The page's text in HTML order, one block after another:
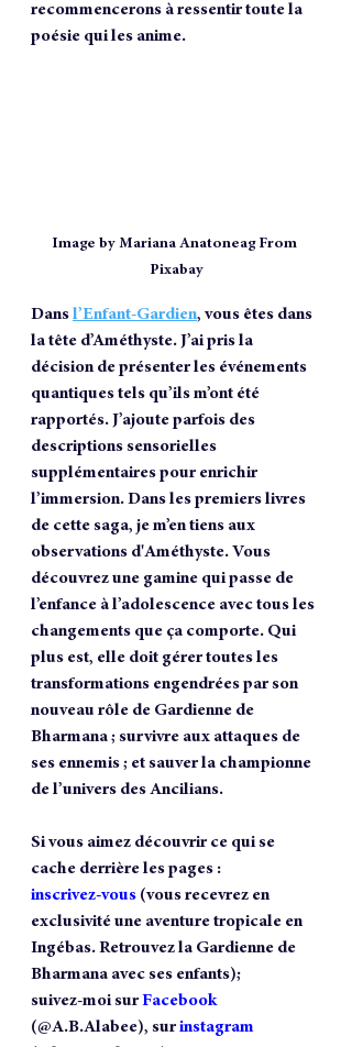
recommencerons à ressentir toute la
poésie qui les anime.
Image by Mariana Anatoneag From
Pixabay
Dans l’Enfant-Gardien, vous êtes dans
la tête d’Améthyste. J’ai pris la
décision de présenter les événements
quantiques tels qu’ils m’ont été
rapportés. J’ajoute parfois des
descriptions sensorielles
supplémentaires pour enrichir
l’immersion. Dans les premiers livres
de cette saga, je m’en tiens aux
observations d'Améthyste. Vous
découvrez une gamine qui passe de
l’enfance à l’adolescence avec tous les
changements que ça comporte. Qui
plus est, elle doit gérer toutes les
transformations engendrées par son
nouveau rôle de Gardienne de
Bharmana ; survivre aux attaques de
ses ennemis ; et sauver la championne
de l’univers des Ancilians.
Si vous aimez découvrir ce qui se
cache derrière les pages :
inscrivez-vous (vous recevrez en
exclusivité une aventure tropicale en
Ingébas. Retrouvez la Gardienne de
Bharmana avec ses enfants);
suivez-moi sur Facebook
(@A.B.Alabee), sur instagram